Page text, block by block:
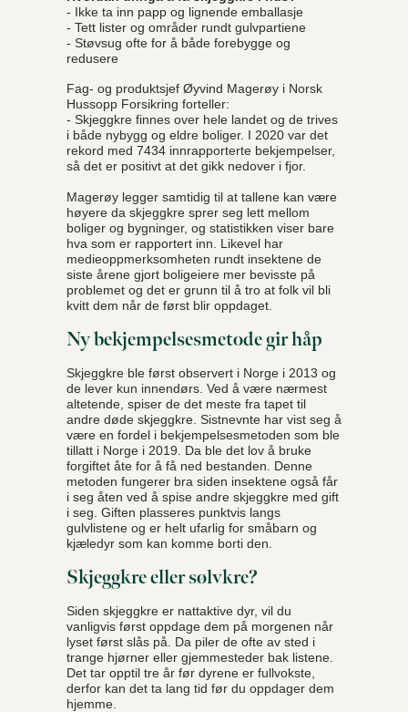
- Ikke ta inn papp og lignende emballasje
- Tett lister og områder rundt gulvpartiene
- Støvsug ofte for å både forebygge og
redusere
Fag- og produktsjef Øyvind Magerøy i Norsk
Hussopp Forsikring forteller:
- Skjeggkre finnes over hele landet og de trives
i både nybygg og eldre boliger. I 2020 var det
rekord med 7434 innrapporterte bekjempelser,
så det er positivt at det gikk nedover i fjor.
Magerøy legger samtidig til at tallene kan være
høyere da skjeggkre sprer seg lett mellom
boliger og bygninger, og statistikken viser bare
hva som er rapportert inn. Likevel har
medieoppmerksomheten rundt insektene de
siste årene gjort boligeiere mer bevisste på
problemet og det er grunn til å tro at folk vil bli
kvitt dem når de først blir oppdaget.
Ny bekjempelsesmetode gir håp
Skjeggkre ble først observert i Norge i 2013 og
de lever kun innendørs. Ved å være nærmest
altetende, spiser de det meste fra tapet til
andre døde skjeggkre. Sistnevnte har vist seg å
være en fordel i bekjempelsesmetoden som ble
tillatt i Norge i 2019. Da ble det lov å bruke
forgiftet åte for å få ned bestanden. Denne
metoden fungerer bra siden insektene også får
i seg åten ved å spise andre skjeggkre med gift
i seg. Giften plasseres punktvis langs
gulvlistene og er helt ufarlig for småbarn og
kjæledyr som kan komme borti den.
Skjeggkre eller sølvkre?
Siden skjeggkre er nattaktive dyr, vil du
vanligvis først oppdage dem på morgenen når
lyset først slås på. Da piler de ofte av sted i
trange hjørner eller gjemmesteder bak listene.
Det tar opptil tre år før dyrene er fullvokste,
derfor kan det ta lang tid før du oppdager dem
hjemme.